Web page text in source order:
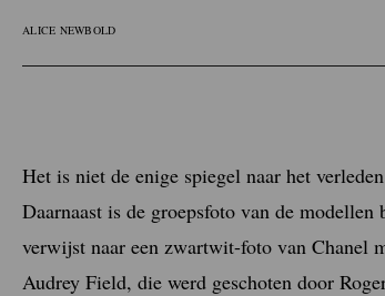
ALICE NEWBOLD
Het is niet de enige spiegel naar het
Daarnaast is de groepsfoto van de
verwijst naar een zwartwit-foto van Chanel
Audrey Field, die werd geschoten door